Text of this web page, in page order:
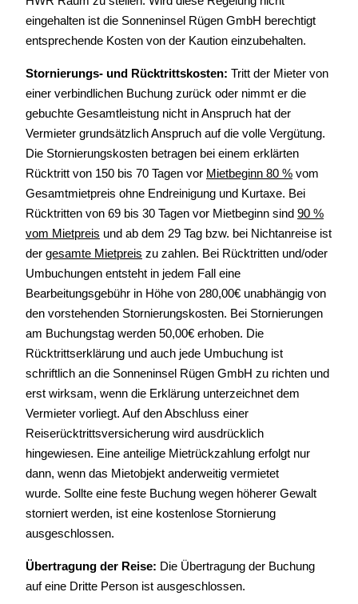
eingehalten ist die Sonneninsel Rügen GmbH berechtigt
entsprechende Kosten von der Kaution einzubehalten.
Stornierungs- und Rücktrittskosten: Tritt der Mieter von
einer verbindlichen Buchung zurück oder nimmt er die
gebuchte Gesamtleistung nicht in Anspruch hat der
Vermieter grundsätzlich Anspruch auf die volle Vergütung.
Die Stornierungskosten betragen bei einem erklärten
Rücktritt von 150 bis 70 Tagen vor Mietbeginn 80 % vom
Gesamtmietpreis ohne Endreinigung und Kurtaxe. Bei
Rücktritten von 69 bis 30 Tagen vor Mietbeginn sind 90 %
vom Mietpreis und ab dem 29 Tag bzw. bei Nichtanreise ist
der gesamte Mietpreis zu zahlen. Bei Rücktritten und/oder
Umbuchungen entsteht in jedem Fall eine
Bearbeitungsgebühr in Höhe von 280,00€ unabhängig von
den vorstehenden Stornierungskosten. Bei Stornierungen
am Buchungstag werden 50,00€ erhoben. Die
Rücktrittserklärung und auch jede Umbuchung ist
schriftlich an die Sonneninsel Rügen GmbH zu richten und
erst wirksam, wenn die Erklärung unterzeichnet dem
Vermieter vorliegt. Auf den Abschluss einer
Reiserücktrittsversicherung wird ausdrücklich
hingewiesen. Eine anteilige Mietrückzahlung erfolgt nur
dann, wenn das Mietobjekt anderweitig vermietet
wurde. Sollte eine feste Buchung wegen höherer Gewalt
storniert werden, ist eine kostenlose Stornierung
ausgeschlossen.
Übertragung der Reise: Die Übertragung der Buchung
auf eine Dritte Person ist ausgeschlossen.